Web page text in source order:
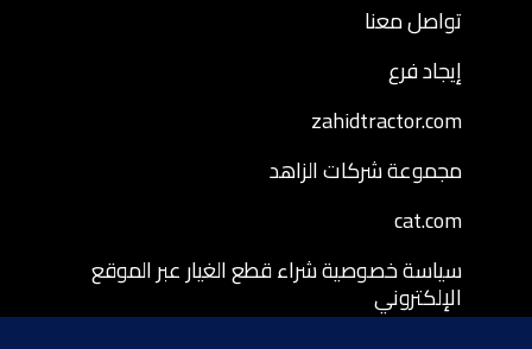
تواصل معنا
إيجاد فرع
zahidtractor.com
مجموعة شركات الزاهد
cat.com
سياسة خصوصية شراء قطع الغيار عبر الموقع
الإلكتروني